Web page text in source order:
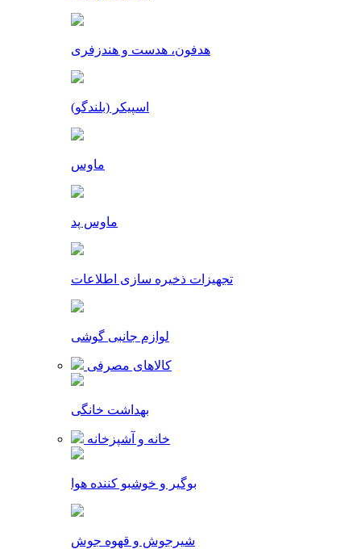
هدفون، هدست و هندزفری
اسپیکر (بلندگو)
ماوس
ماوس پد
تجهیزات ذخیره سازی اطلاعات
لوازم جانبی گوشی
کالاهای مصرفی
بهداشت خانگی
خانه و آشپزخانه
بوگیر و خوشبو کننده هوا
شیرجوش و قهوه جوش